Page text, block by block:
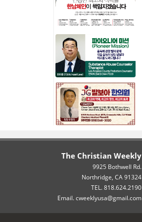
The Christian Weekly
9925 Bothwell Rd.
Northridge, CA 91324
TEL. 818.624.2190
Email. cweeklyusa@gmail.com